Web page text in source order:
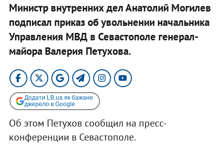
Министр внутренних дел Анатолий Могилев
подписал приказ об увольнении начальника
Управления МВД в Севастополе генерал-
майора Валерия Петухова.
Додати LB.ua як бажане
джерело в Google
Об этом Петухов сообщил на пресс-
конференции в Севастополе.